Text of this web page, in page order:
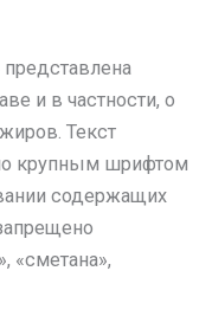
и в частности, о
Текст
крупным шрифтом
содержащих
«сметана»,